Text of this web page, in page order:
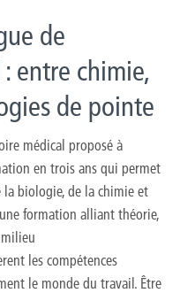
de
entre chimie,
de pointe
médical proposé à
en trois ans qui permet
biologie, de la chimie et
formation alliant théorie,
les compétences
le monde du travail. Être